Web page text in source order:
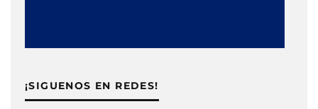
¡SIGUENOS EN REDES!